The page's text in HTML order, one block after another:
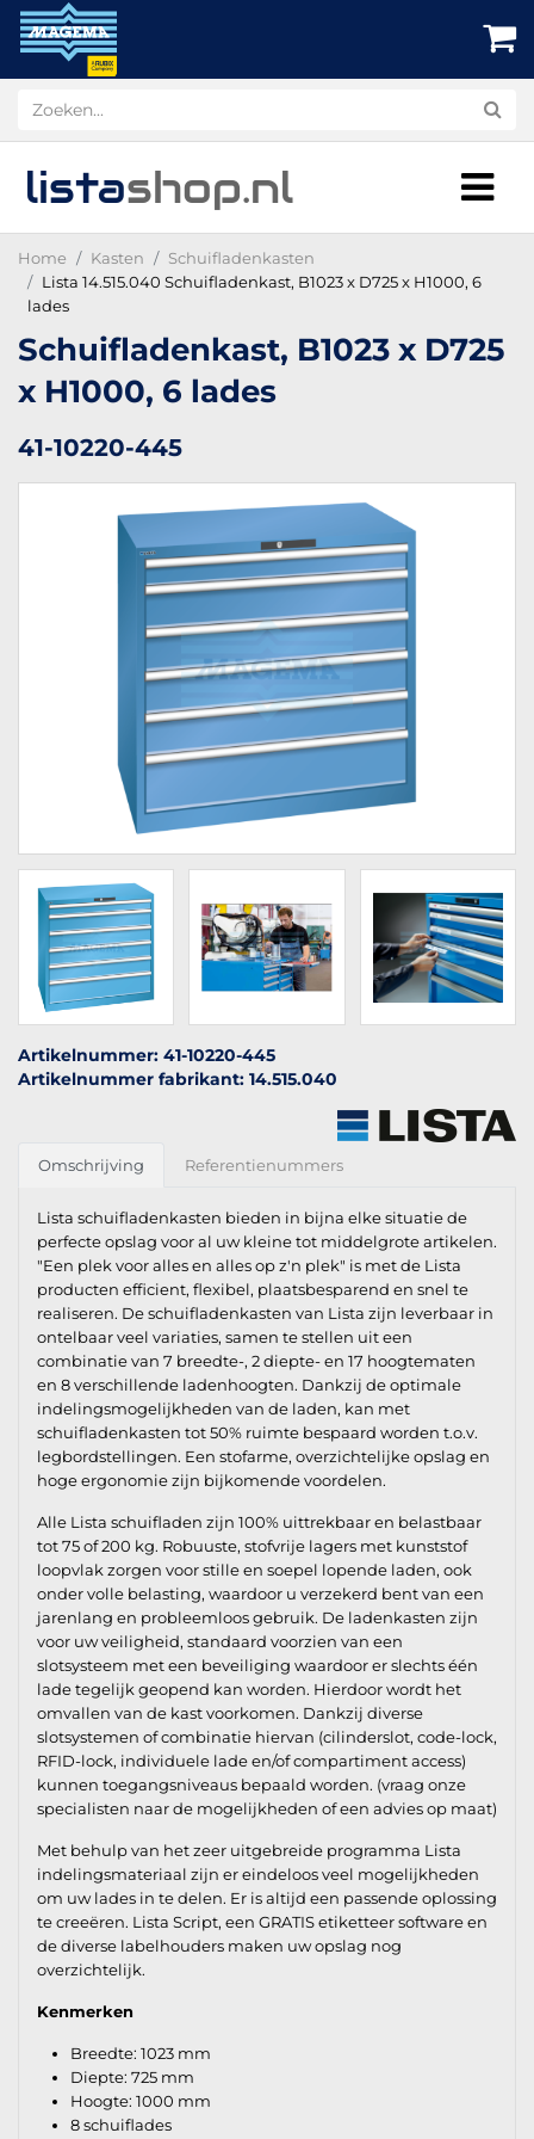
listashop.nl
Home Kasten
Schuifladenkasten
Lista 14.515.040 Schuifladenkast, B1023 x D725 x H1000, 6
lades
Schuifladenkast, B1023 x D725
x H1000, 6 lades
41-10220-445
Artikelnummer: 41-10220-445
Artikelnummer fabrikant: 14.515.040
Omschrijving Referentienummers
Lista schuifladenkasten bieden in bijna elke situatie de
perfecte opslag voor al uw kleine tot middelgrote artikelen.
"Een plek voor alles en alles op z'n plek" is met de Lista
producten efficient, flexibel, plaatsbesparend en snel te
realiseren. De schuifladenkasten van Lista zijn leverbaar in
ontelbaar veel variaties, samen te stellen uit een
combinatie van 7 breedte-, 2 diepte- en 17 hoogtematen
en 8 verschillende ladenhoogten. Dankzij de optimale
indelingsmogelijkheden van de laden, kan met
schuifladenkasten tot 50% ruimte bespaard worden t.o.v.
legbordstellingen. Een stofarme, overzichtelijke opslag en
hoge ergonomie zijn bijkomende voordelen.
Alle Lista schuifladen zijn 100% uittrekbaar en belastbaar
tot 75 of 200 kg. Robuuste, stofvrije lagers met kunststof
loopvlak zorgen voor stille en soepel lopende laden, ook
onder volle belasting, waardoor u verzekerd bent van een
jarenlang en probleemloos gebruik. De ladenkasten zijn
voor uw veiligheid, standaard voorzien van een
slotsysteem met een beveiliging waardoor er slechts één
lade tegelijk geopend kan worden. Hierdoor wordt het
omvallen van de kast voorkomen. Dankzij diverse
slotsystemen of combinatie hiervan (cilinderslot, code-lock,
RFID-lock, individuele lade en/of compartiment access)
kunnen toegangsniveaus bepaald worden. (vraag onze
specialisten naar de mogelijkheden of een advies op maat)
Met behulp van het zeer uitgebreide programma Lista
indelingsmateriaal zijn er eindeloos veel mogelijkheden
om uw lades in te delen. Er is altijd een passende oplossing
te creeëren. Lista Script, een GRATIS etiketteer software en
de diverse labelhouders maken uw opslag nog
overzichtelijk.
Kenmerken
Breedte: 1023 mm
Diepte: 725 mm
Hoogte: 1000 mm
8 schuiflades